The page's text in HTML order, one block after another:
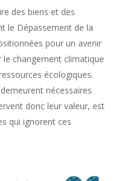
des biens et des
le Dépassement de la
pour un avenir
changement climatique
écologiques.
nécessaires
donc leur valeur, est
qui ignorent ces